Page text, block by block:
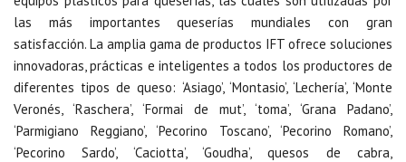
las más importantes queserías mundiales con gran
satisfacción. La amplia gama de productos IFT ofrece soluciones
innovadoras, prácticas e inteligentes a todos los productores de
diferentes tipos de queso: ‘Asiago’, ‘Montasio’, ‘Lechería’, ‘Monte
Veronés, ‘Raschera’, ‘Formai de mut’, ‘toma’, ‘Grana Padano’,
‘Parmigiano Reggiano’, ‘Pecorino Toscano’, ‘Pecorino Romano’,
‘Pecorino Sardo’, ‘Caciotta’, ‘Goudha’, quesos de cabra,